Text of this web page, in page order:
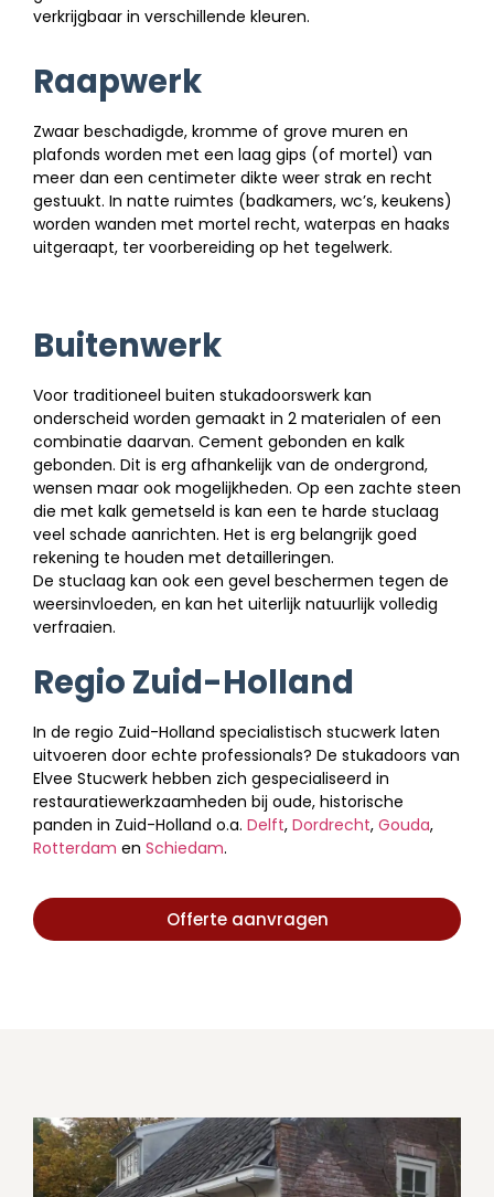
verkrijgbaar in verschillende kleuren.
Raapwerk
Zwaar beschadigde, kromme of grove muren en
plafonds worden met een laag gips (of mortel) van
meer dan een centimeter dikte weer strak en recht
gestuukt. In natte ruimtes (badkamers, wc’s, keukens)
worden wanden met mortel recht, waterpas en haaks
uitgeraapt, ter voorbereiding op het tegelwerk.
Buitenwerk
Voor traditioneel buiten stukadoorswerk kan
onderscheid worden gemaakt in 2 materialen of een
combinatie daarvan. Cement gebonden en kalk
gebonden. Dit is erg afhankelijk van de ondergrond,
wensen maar ook mogelijkheden. Op een zachte steen
die met kalk gemetseld is kan een te harde stuclaag
veel schade aanrichten. Het is erg belangrijk goed
rekening te houden met detailleringen.
De stuclaag kan ook een gevel beschermen tegen de
weersinvloeden, en kan het uiterlijk natuurlijk volledig
verfraaien.
Regio Zuid-Holland
In de regio Zuid-Holland specialistisch stucwerk laten
uitvoeren door echte professionals? De stukadoors van
Elvee Stucwerk hebben zich gespecialiseerd in
restauratiewerkzaamheden bij oude, historische
panden in Zuid-Holland o.a. Delft, Dordrecht, Gouda,
Rotterdam en Schiedam.
Offerte aanvragen